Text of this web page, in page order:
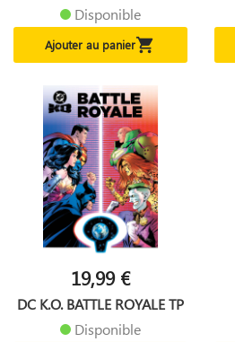
Disponible
Ajouter au panier
19,99 €
DC K.O. BATTLE ROYALE TP
Disponible